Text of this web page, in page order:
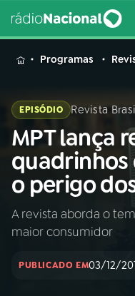
MENU
Buscar
na
Rádio
Nacional
INÍCIO
Programas
EPISÓDIO Revista
MPT lança
quadrinhos
o perigo
A revista aborda o
maior consumidor
PUBLICADO EM03/12/